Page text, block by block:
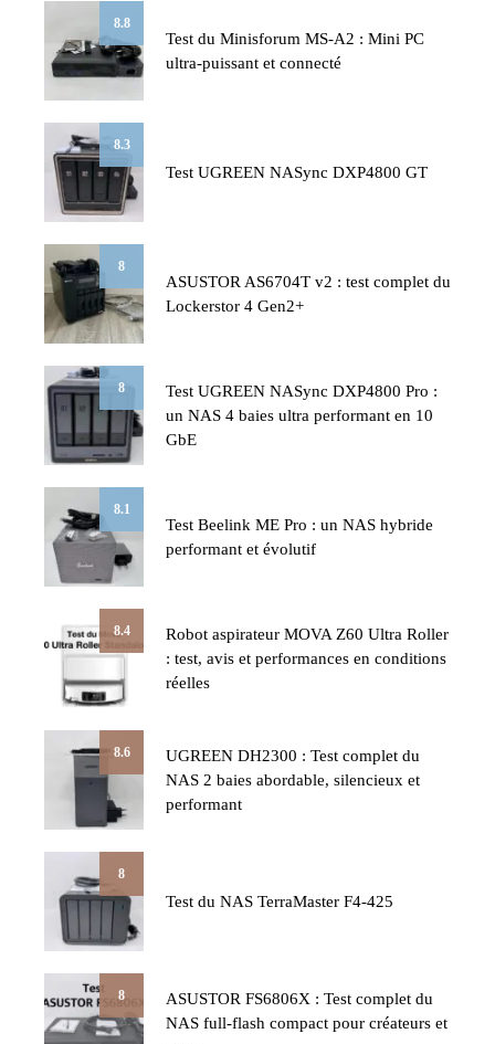
8.8
Test du Minisforum MS-A2 : Mini PC
ultra-puissant et connecté
8.3
Test UGREEN NASync DXP4800 GT
8
ASUSTOR AS6704T v2 : test complet du
Lockerstor 4 Gen2+
8
Test UGREEN NASync DXP4800 Pro :
un NAS 4 baies ultra performant en 10
GbE
8.1
Test Beelink ME Pro : un NAS hybride
performant et évolutif
8.4
Robot aspirateur MOVA Z60 Ultra Roller
: test, avis et performances en conditions
réelles
8.6
UGREEN DH2300 : Test complet du
NAS 2 baies abordable, silencieux et
performant
8
Test du NAS TerraMaster F4-425
8
ASUSTOR FS6806X : Test complet du
NAS full-flash compact pour créateurs et